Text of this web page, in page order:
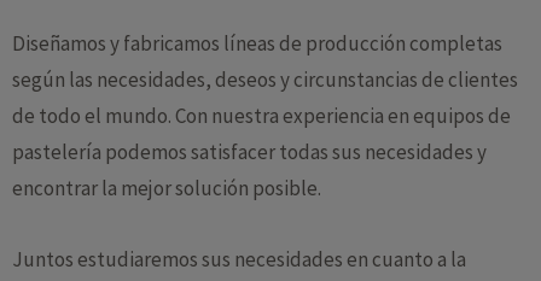
Diseñamos y fabricamos líneas de producción completas
según las necesidades, deseos y circunstancias de clientes
de todo el mundo. Con nuestra experiencia en equipos de
pastelería podemos satisfacer todas sus necesidades y
encontrar la mejor solución posible.
Juntos estudiaremos sus necesidades en cuanto a la